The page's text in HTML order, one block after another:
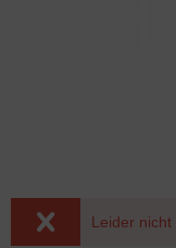
Leider nicht